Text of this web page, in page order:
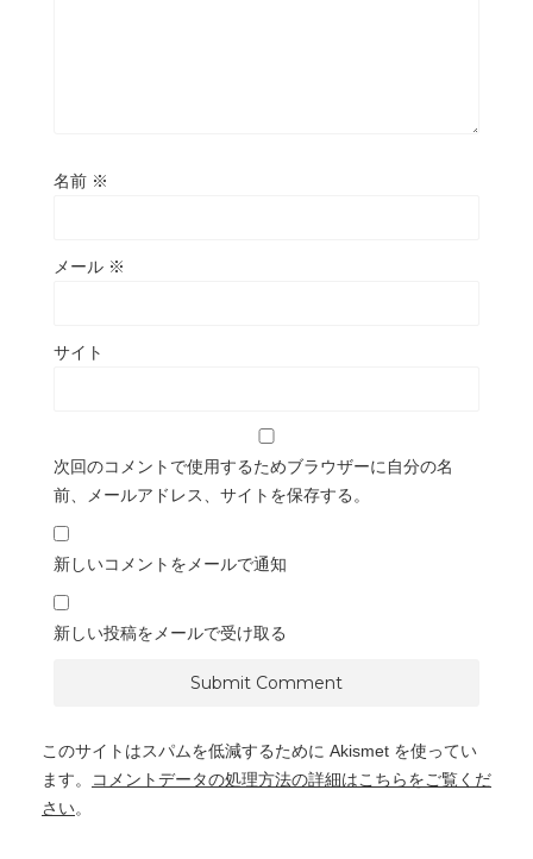
名前 ※
メール ※
サイト
次回のコメントで使用するためブラウザーに自分の名
前、メールアドレス、サイトを保存する。
新しいコメントをメールで通知
新しい投稿をメールで受け取る
このサイトはスパムを低減するために Akismet を使ってい
ます。
コメントデータの処理方法の詳細はこちらをご覧くだ
さい。